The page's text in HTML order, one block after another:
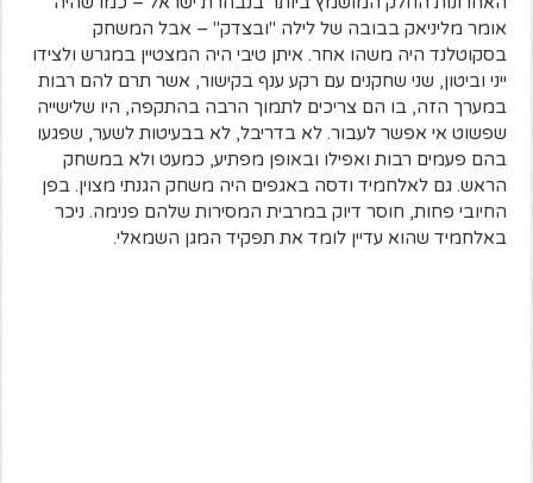
אומר מליניאק בבובה של לילה "ובצדק" – אבל המשחק
בסקוטלנד היה משהו אחר. איתן טיבי היה המצטיין במגרש ולצידו
ייני וביטון, שני שחקנים עם רקע ענף בקישור, אשר תרם להם רבות
במערך הזה, בו הם צריכים לתמוך הרבה בהתקפה, היו שלישייה
שפשוט אי אפשר לעבור. לא בדריבל, לא בבעיטות לשער, שפגעו
בהם פעמים רבות ואפילו ובאופן מפתיע, כמעט ולא במשחק
הראש. גם לאלחמיד ודסה באגפים היה משחק הגנתי מצוין. בפן
החיובי פחות, חוסר דיוק במרבית המסירות שלהם פנימה. ניכר
באלחמיד שהוא עדיין לומד את תפקיד המגן השמאלי.